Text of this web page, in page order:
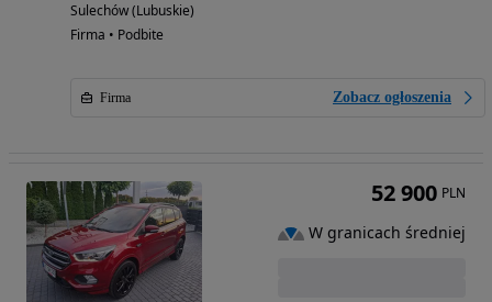
Sulechów (Lubuskie)
Firma • Podbite
Firma Zobacz ogłoszenia
52 900 PLN
W granicach średniej